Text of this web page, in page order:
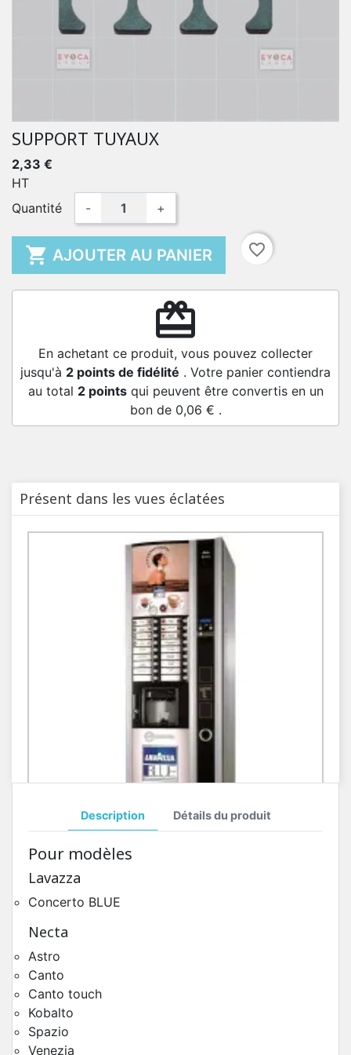
SUPPORT TUYAUX
2,33 €
HT
Quantité
- +
 AJOUTER AU PANIER favorite_border
redeem
En achetant ce produit, vous pouvez collecter
jusqu'à 2 points de fidélité . Votre panier contiendra
au total 2pointsqui peuvent être convertis en un
bon de 0,06 € .
Présent dans les vues éclatées
Pièces Détachées Distributeur Automatique
Description Détails du produit
Pour modèles
Lavazza
Concerto BLUE
Necta
Astro
Canto
Canto touch
Kobalto
Spazio
Venezia